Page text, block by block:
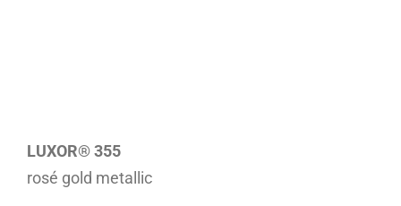
LUXOR® 355
rosé gold metallic